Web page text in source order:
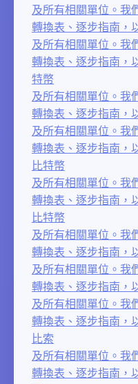
及所有相關單位。我
轉換表、逐步指南，
及所有相關單位。我
轉換表、逐步指南，
特幣
及所有相關單位。我
轉換表、逐步指南，
及所有相關單位。我
轉換表、逐步指南，
比特幣
及所有相關單位。我
轉換表、逐步指南，
比特幣
及所有相關單位。我
轉換表、逐步指南，
及所有相關單位。我
轉換表、逐步指南，
及所有相關單位。我
轉換表、逐步指南，
比索
及所有相關單位。我
轉換表、逐步指南，